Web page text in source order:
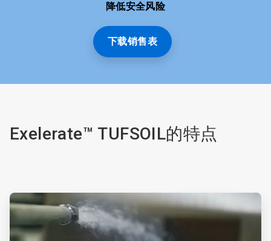
降低安全风险
下载销售表
Exelerate™ TUFSOIL的特点​
ArticleTile
1
共